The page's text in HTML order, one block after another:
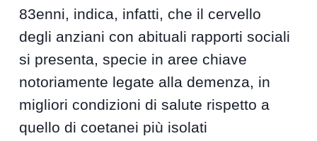
83enni, indica, infatti, che il cervello
degli anziani con abituali rapporti sociali
si presenta, specie in aree chiave
notoriamente legate alla demenza, in
migliori condizioni di salute rispetto a
quello di coetanei più isolati